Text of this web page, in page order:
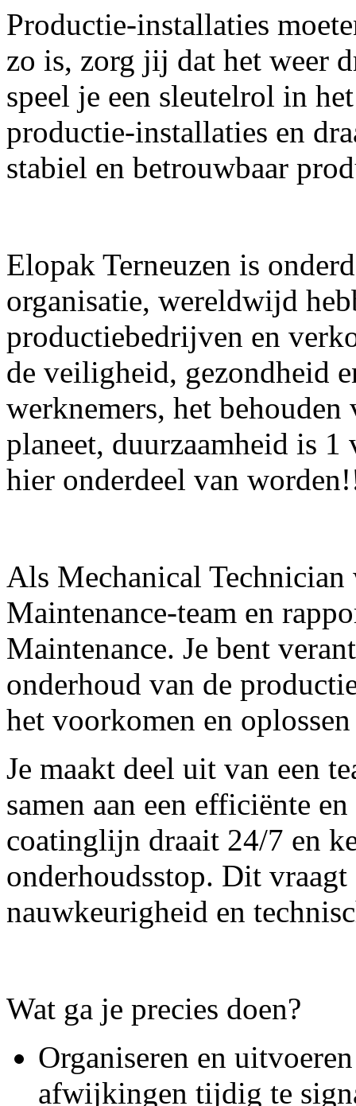
Productie-installaties
zo is, zorg jij dat het weer
speel je een sleutelrol in
productie-installaties en
stabiel en betrouwbaar
Elopak Terneuzen is
organisatie, wereldwijd
productiebedrijven en
de veiligheid, gezondheid
werknemers, het
planeet, duurzaamheid is
hier onderdeel van
Als Mechanical
Maintenance-team en
Maintenance. Je bent
onderhoud van de
het voorkomen en
Je maakt deel uit van een
samen aan een efficiënte
coatinglijn draait 24/7 en
onderhoudsstop. Dit
nauwkeurigheid en
Wat ga je precies doen?
Organiseren en
afwijkingen tijdig te